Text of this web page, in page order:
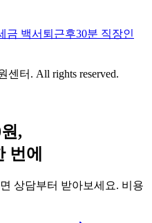
금 백서 퇴근후30분 직장인
터. All rights reserved.
,
번에
상담부터 받아보세요. 비용